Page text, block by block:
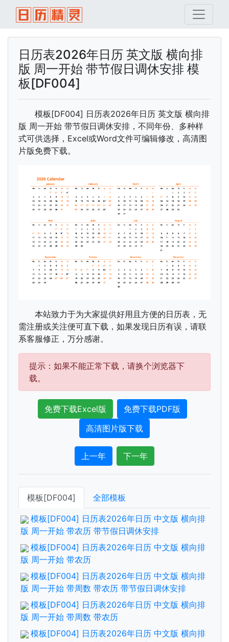
日历表2026年日历 英文版 横向排
版 周一开始 带节假日调休安排 模
板[DF004]
模板[DF004] 日历表2026年日历 英文版 横向排
版 周一开始 带节假日调休安排，不同年份、多种样
式可供选择，Excel或Word文件可编辑修改，高清图
片版免费下载。
本站致力于为大家提供好用且方便的日历表，无
需注册或关注便可直下载，如果发现日历有误，请联
系客服修正，万分感谢。
提示：如果不能正常下载，请换个浏览器下
载。
免费下载Excel版
免费下载PDF版
高清图片版下载
上一年 下一年
模板[DF004] 全部模板
模板[DF004] 日历表2026年日历 中文版 横向排
版 周一开始 带农历 带节假日调休安排
模板[DF004] 日历表2026年日历 中文版 横向排
版 周一开始 带农历
模板[DF004] 日历表2026年日历 中文版 横向排
版 周一开始 带周数 带农历 带节假日调休安排
模板[DF004] 日历表2026年日历 中文版 横向排
版 周一开始 带周数 带农历
模板[DF004] 日历表2026年日历 中文版 横向排